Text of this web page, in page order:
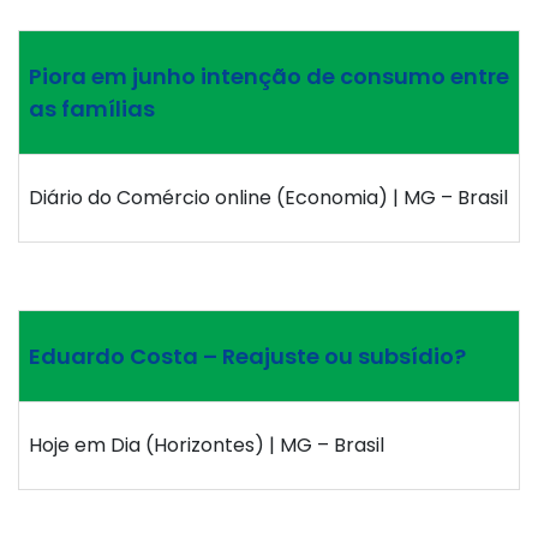
Piora em junho intenção de consumo entre
as famílias
Diário do Comércio online (Economia) | MG – Brasil
Eduardo Costa – Reajuste ou subsídio?
Hoje em Dia (Horizontes) | MG – Brasil